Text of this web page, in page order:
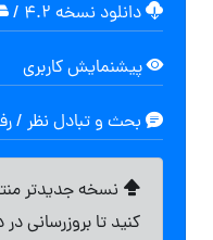
دانلود نسخه ۴.۲ /
پیشنمایش کاربری
بحث و تبادل نظر /
نسخه جدیدتر
کنید تا بروزرسانی